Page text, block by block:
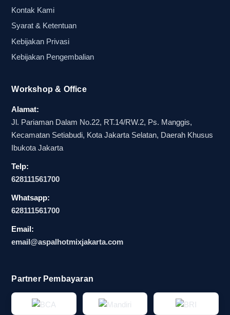
Kontak Kami
Syarat & Ketentuan
Kebijakan Privasi
Kebijakan Pengembalian
Workshop & Office
Alamat:
Jl. Pariaman Dalam No.22, RT.14/RW.2, Ps. Manggis,
Kecamatan Setiabudi, Kota Jakarta Selatan, Daerah Khusus
Ibukota Jakarta
Telp:
628111561700
Whatsapp:
628111561700
Email:
email@aspalhotmixjakarta.com
Partner Pembayaran